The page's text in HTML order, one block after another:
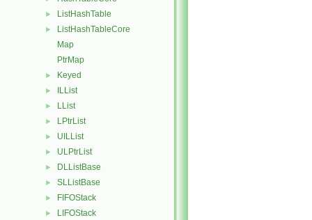
► ListHashTable
►
ListHashTableCore
Map
PtrMap
► Keyed
► ILList
► LList
► LPtrList
► UILList
► ULPtrList
► DLListBase
► SLListBase
► FIFOStack
► LIFOStack